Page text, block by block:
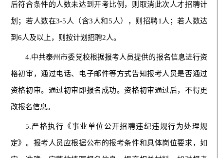
后符合条件的人数未达到开考比例，则取消此次人才招聘计
划；若人数在3-5人（含3人和5人），则招聘1人；若人数达
到6人及以上，则按计划招聘2人。
4.中共泰州市委党校根据报考人员提供的报名信息进行资
格初审，通过电话、电子邮件等方式告知报考人员是否通过
资格初审。通过初审即报名成功。资格初审通过后，不得更
改报名信息。
5.严格执行《事业单位公开招聘违纪违规行为处理规
定》。报考人员应根据公布的报考条件和具体岗位要求，如